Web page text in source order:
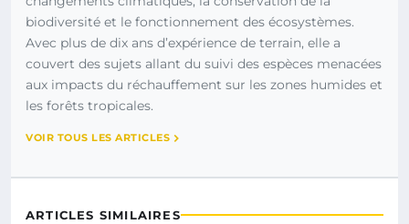
biodiversité et le fonctionnement des écosystèmes.
Avec plus de dix ans d’expérience de terrain, elle a
couvert des sujets allant du suivi des espèces menacées
aux impacts du réchauffement sur les zones humides et
les forêts tropicales.
VOIR TOUS LES ARTICLES
ARTICLES SIMILAIRES